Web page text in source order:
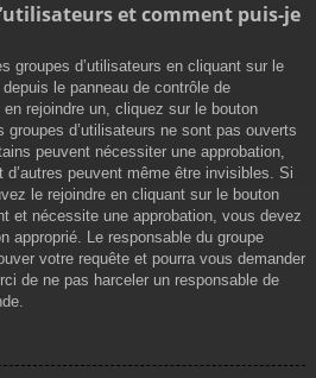
et comment puis-je
groupes d’utilisateurs en cliquant sur le
le panneau de contrôle de
en rejoindre un, cliquez sur le bouton
groupes d’utilisateurs ne sont pas ouverts
peuvent nécessiter une approbation,
d’autres peuvent même être invisibles. Si
le rejoindre en cliquant sur le bouton
et nécessite une approbation, vous devez
approprié. Le responsable du groupe
votre requête et pourra vous demander
de ne pas harceler un responsable de